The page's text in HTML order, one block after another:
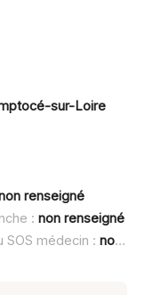
sur-Loire
renseigné
: non renseigné
SOS médecin : non renseigné